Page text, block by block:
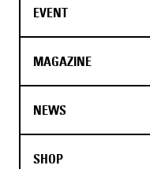
EVENT
MAGAZINE
NEWS
SHOP